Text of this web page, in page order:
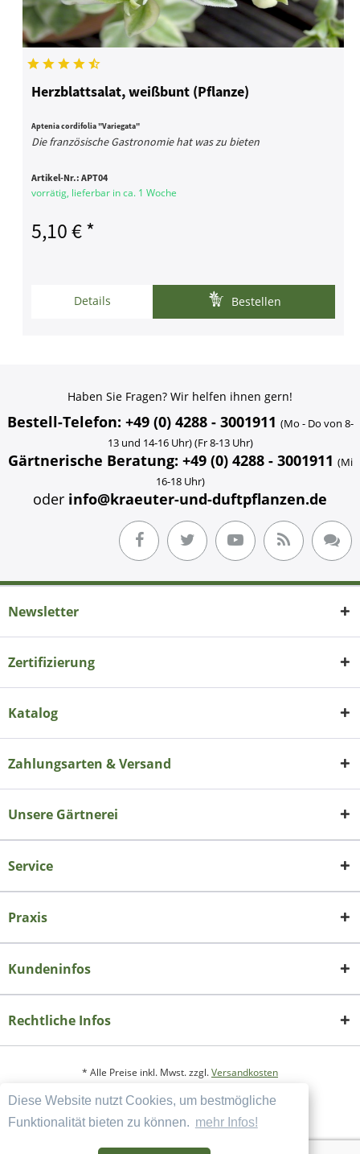
Diese Website nutzt Cookies, um bestmögliche
Funktionalität bieten zu können. mehr Infos!
Herzblattsalat, weißbunt (Pflanze)
Aptenia cordifolia "Variegata"
Die französische Gastronomie hat was zu bieten
Artikel-Nr.:APT04
vorrätig, lieferbar in ca. 1 Woche
5,10 € *
Details Bestellen
Haben Sie Fragen? Wir helfen ihnen gern!
Bestell-Telefon: +49 (0) 4288 - 3001911 (Mo - Do von 8-
13 und 14-16 Uhr) (Fr 8-13 Uhr)
Gärtnerische Beratung: +49 (0) 4288 - 3001911 (Mi
16-18 Uhr)
oder info@kraeuter-und-duftpflanzen.de
Newsletter
Zertifizierung
Katalog
Zahlungsarten & Versand
Unsere Gärtnerei
Service
Praxis
Kundeninfos
Rechtliche Infos
* Alle Preise inkl. Mwst. zzgl.Versandkosten
Copyright
Datenschutzerklärung
Widerrufsbelehrung und Muster-Widerrufsformular